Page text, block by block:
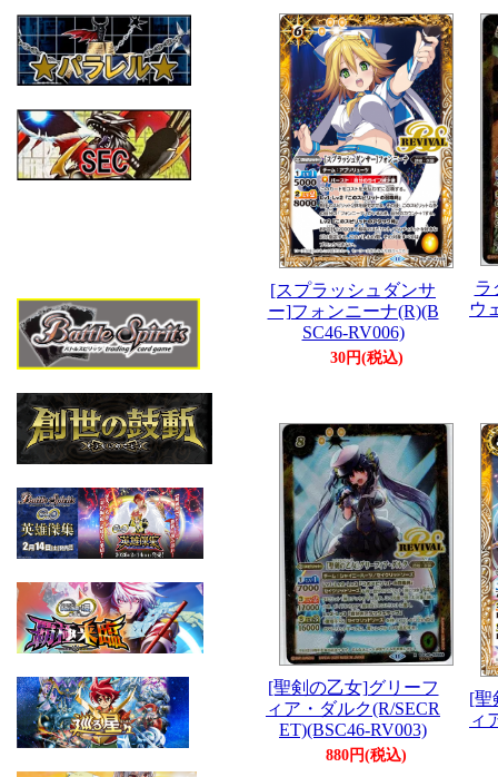
[スプラッシュダンサ
ー]フォンニーナ(R)(B
SC46-RV006)
30円(税込)
ラ
ウ
[聖剣の乙女]グリーフ
ィア・ダルク(R/SECR
ET)(BSC46-RV003)
880円(税込)
[聖
ィ